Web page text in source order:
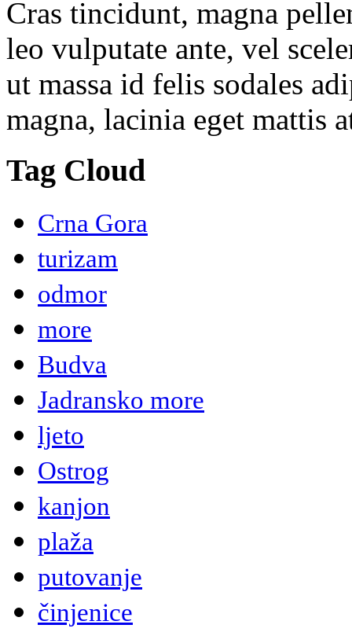
Cras tincidunt, magna
leo vulputate ante, vel
ut massa id felis sodales
magna, lacinia eget mattis
Tag Cloud
Crna Gora
turizam
odmor
more
Budva
Jadransko more
ljeto
Ostrog
kanjon
plaža
putovanje
činjenice